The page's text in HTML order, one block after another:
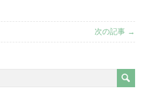
次の記事 →